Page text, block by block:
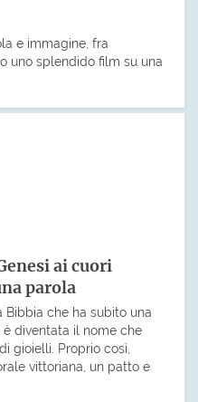
e immagine, fra
uno splendido film su una
ai cuori
parola
Bibbia che ha subito una
diventata il nome che
gioielli. Proprio così,
vittoriana, un patto e